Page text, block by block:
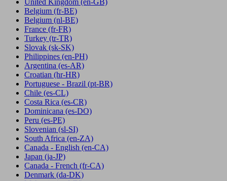
United Kingdom (en-GB)
Belgium (fr-BE)
Belgium (nl-BE)
France (fr-FR)
Turkey (tr-TR)
Slovak (sk-SK)
Philippines (en-PH)
Argentina (es-AR)
Croatian (hr-HR)
Portuguese - Brazil (pt-BR)
Chile (es-CL)
Costa Rica (es-CR)
Dominicana (es-DO)
Peru (es-PE)
Slovenian (sl-SI)
South Africa (en-ZA)
Canada - English (en-CA)
Japan (ja-JP)
Canada - French (fr-CA)
Denmark (da-DK)